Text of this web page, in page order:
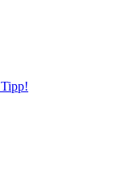
Tipp!